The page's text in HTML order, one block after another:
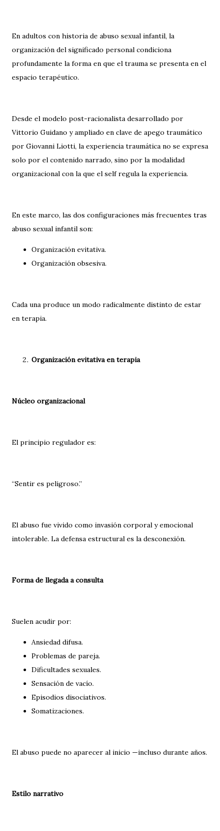
En adultos con historia de abuso sexual infantil, la
organización del significado personal condiciona
profundamente la forma en que el trauma se presenta en el
espacio terapéutico.
Desde el modelo post-racionalista desarrollado por
Vittorio Guidano y ampliado en clave de apego traumático
por Giovanni Liotti, la experiencia traumática no se expresa
solo por el contenido narrado, sino por la modalidad
organizacional con la que el self regula la experiencia.
En este marco, las dos configuraciones más frecuentes tras
abuso sexual infantil son:
Organización evitativa.
Organización obsesiva.
Cada una produce un modo radicalmente distinto de estar
en terapia.
Organización evitativa en terapia
Núcleo organizacional
El principio regulador es:
“Sentir es peligroso.”
El abuso fue vivido como invasión corporal y emocional
intolerable. La defensa estructural es la desconexión.
Forma de llegada a consulta
Suelen acudir por:
Ansiedad difusa.
Problemas de pareja.
Dificultades sexuales.
Sensación de vacío.
Episodios disociativos.
Somatizaciones.
El abuso puede no aparecer al inicio —incluso durante años.
Estilo narrativo